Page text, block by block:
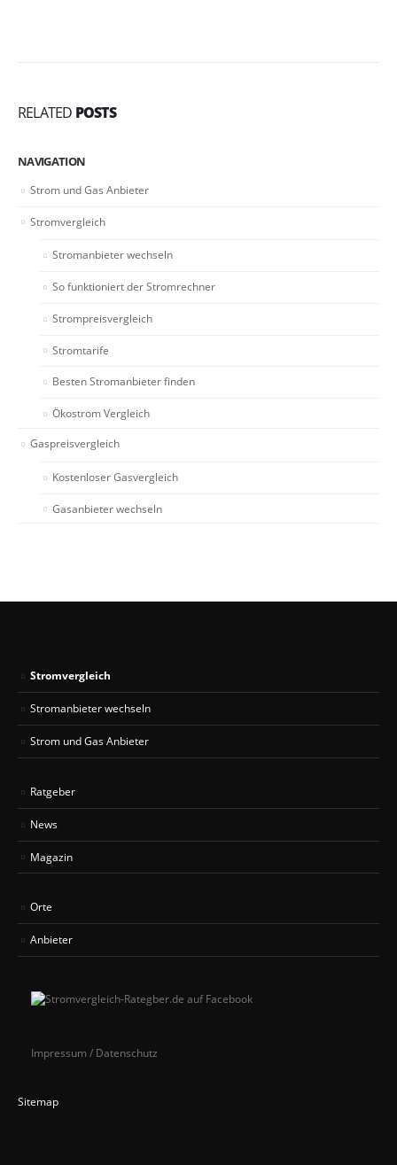
RELATED POSTS
NAVIGATION
Strom und Gas Anbieter
Stromvergleich
Stromanbieter wechseln
So funktioniert der Stromrechner
Strompreisvergleich
Stromtarife
Besten Stromanbieter finden
Ökostrom Vergleich
Gaspreisvergleich
Kostenloser Gasvergleich
Gasanbieter wechseln
Stromvergleich
Stromanbieter wechseln
Strom und Gas Anbieter
Ratgeber
News
Magazin
Orte
Anbieter
Impressum / Datenschutz
Sitemap